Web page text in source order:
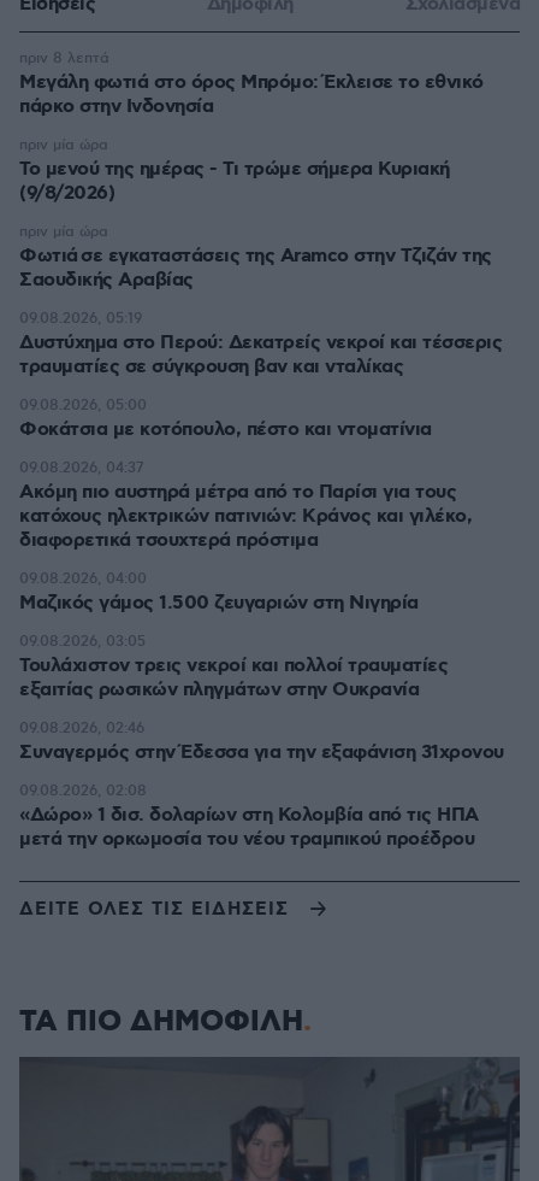
Μεγάλη φωτιά στο όρος Μπρόμο: Έκλεισε το εθνικό
πάρκο στην Ινδονησία
πριν 8 λεπτά
Το μενού της ημέρας - Τι τρώμε σήμερα Κυριακή
(9/8/2026)
πριν μία ώρα
Φωτιά σε εγκαταστάσεις της Aramco στην Τζιζάν της
Σαουδικής Αραβίας
πριν μία ώρα
Δυστύχημα στο Περού: Δεκατρείς νεκροί και τέσσερις
τραυματίες σε σύγκρουση βαν και νταλίκας
09.08.2026, 05:19
Φοκάτσια με κοτόπουλο, πέστο και ντοματίνια
09.08.2026, 05:00
Ακόμη πιο αυστηρά μέτρα από το Παρίσι για τους
κατόχους ηλεκτρικών πατινιών: Κράνος και γιλέκο,
διαφορετικά τσουχτερά πρόστιμα
09.08.2026, 04:37
Μαζικός γάμος 1.500 ζευγαριών στη Νιγηρία
09.08.2026, 04:00
Τουλάχιστον τρεις νεκροί και πολλοί τραυματίες
εξαιτίας ρωσικών πληγμάτων στην Ουκρανία
09.08.2026, 03:05
Συναγερμός στην Έδεσσα για την εξαφάνιση 31χρονου
09.08.2026, 02:46
«Δώρο» 1 δισ. δολαρίων στη Κολομβία από τις ΗΠΑ
μετά την ορκωμοσία του νέου τραμπικού προέδρου
09.08.2026, 02:08
ΔΕΙΤΕ ΟΛΕΣ ΤΙΣ ΕΙΔΗΣΕΙΣ
ΤΑ ΠΙΟ ΔΗΜΟΦΙΛΗ